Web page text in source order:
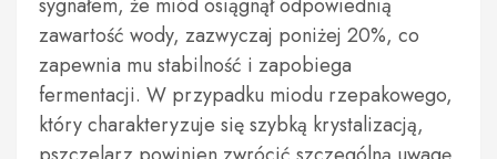
zawartość wody, zazwyczaj poniżej 20%, co
zapewnia mu stabilność i zapobiega
fermentacji. W przypadku miodu rzepakowego,
który charakteryzuje się szybką krystalizacją,